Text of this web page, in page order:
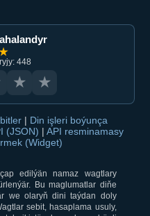
448
★ ★
| Din işleri boýunça
(JSON) | API resminamasy
(Widget)
edilýän namaz wagtlary
Bu maglumatlar diňe
we olaryň dini taýdan doly
sebit, hasaplama usuly,